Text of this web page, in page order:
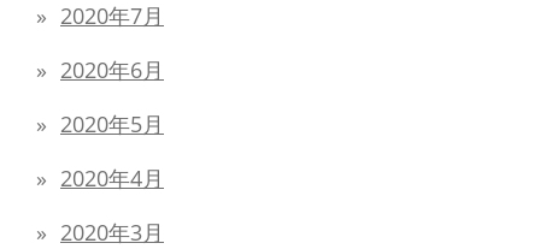
2020年7月
2020年6月
2020年5月
2020年4月
2020年3月